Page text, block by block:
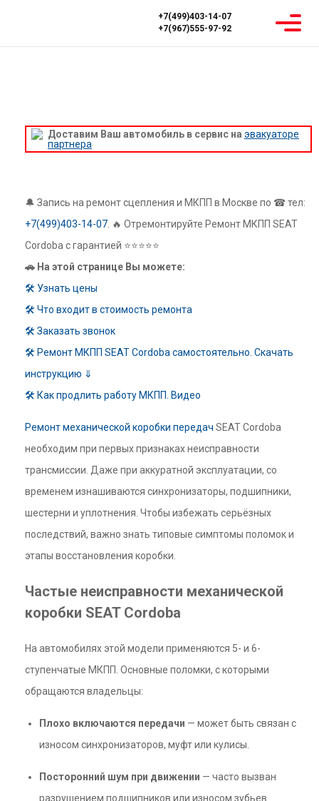
+7(499)403-14-07
+7(967)555-97-92
Доставим Ваш автомобиль в сервис на эвакуаторе
партнера
🔔 Запись на ремонт сцепления и МКПП в Москве по ☎ тел:
+7(499)403-14-07 . 🔥 Отремонтируйте Ремонт МКПП SEAT
Cordoba с гарантией ⭐⭐⭐⭐⭐
🚗 На этой странице Вы можете:
🛠 Узнать цены
🛠 Что входит в стоимость ремонта
🛠 Заказать звонок
🛠 Ремонт МКПП SEAT Cordoba самостоятельно. Скачать
инструкцию ⇓
🛠 Как продлить работу МКПП. Видео
Ремонт механической коробки передач SEAT Cordoba
необходим при первых признаках неисправности
трансмиссии. Даже при аккуратной эксплуатации, со
временем изнашиваются синхронизаторы, подшипники,
шестерни и уплотнения. Чтобы избежать серьёзных
последствий, важно знать типовые симптомы поломок и
этапы восстановления коробки.
Частые неисправности механической
коробки SEAT Cordoba
На автомобилях этой модели применяются 5- и 6-
ступенчатые МКПП. Основные поломки, с которыми
обращаются владельцы:
Плохо включаются передачи — может быть связан с
износом синхронизаторов, муфт или кулисы.
Посторонний шум при движении — часто вызван
разрушением подшипников или износом зубьев